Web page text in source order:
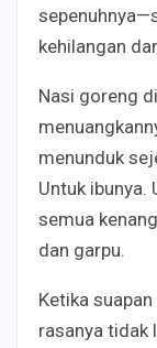
kehilangan
Nasi goreng
menunduk
Untuk ibunya.
semua
dan garpu.
Ketika
rasanya tidak